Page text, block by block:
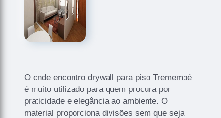
O onde encontro drywall para piso Tremembé
é muito utilizado para quem procura por
praticidade e elegância ao ambiente. O
material proporciona divisões sem que seja